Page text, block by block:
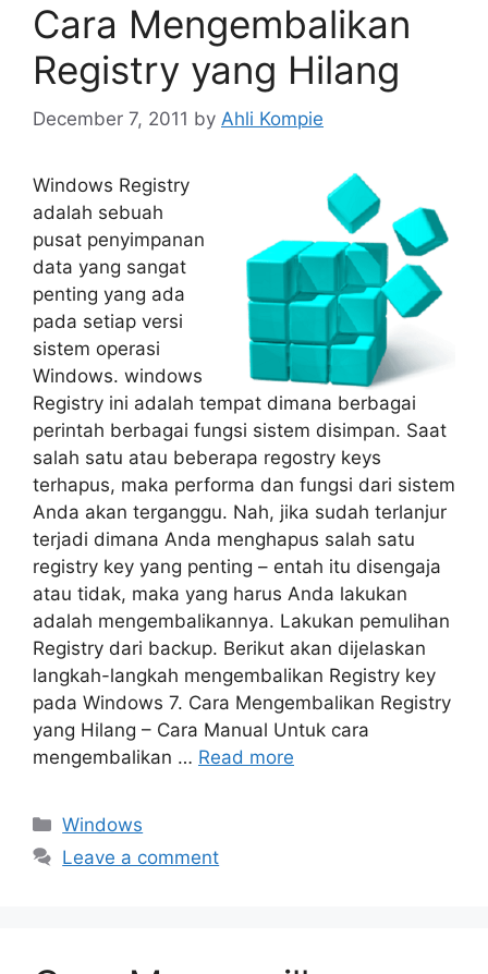
Cara Mengembalikan
Registry yang Hilang
December 7, 2011 by Ahli Kompie
Windows Registry
adalah sebuah
pusat penyimpanan
data yang sangat
penting yang ada
pada setiap versi
sistem operasi
Windows. windows
Registry ini adalah tempat dimana berbagai
perintah berbagai fungsi sistem disimpan. Saat
salah satu atau beberapa regostry keys
terhapus, maka performa dan fungsi dari sistem
Anda akan terganggu. Nah, jika sudah terlanjur
terjadi dimana Anda menghapus salah satu
registry key yang penting – entah itu disengaja
atau tidak, maka yang harus Anda lakukan
adalah mengembalikannya. Lakukan pemulihan
Registry dari backup. Berikut akan dijelaskan
langkah-langkah mengembalikan Registry key
pada Windows 7. Cara Mengembalikan Registry
yang Hilang – Cara Manual Untuk cara
mengembalikan … Read more
Categories
Windows
Leave a comment